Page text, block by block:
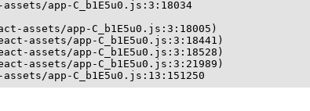
app-C_b1E5u0.js:3:18034
assets/app-C_b1E5u0.js:3:18005)
assets/app-C_b1E5u0.js:3:18441)
assets/app-C_b1E5u0.js:3:18528)
assets/app-C_b1E5u0.js:3:21989)
app-C_b1E5u0.js:13:151250